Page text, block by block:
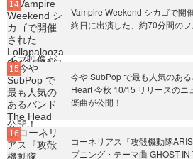
Vampire Weekend シカゴで開
終日に出演した、約70分間の
今や SubPop で最も人気のあ
Heart 今秋 10/15 リリースの
楽曲が公開！
コーネリアス『攻殻機動隊
プニング・テーマ曲 GHOST